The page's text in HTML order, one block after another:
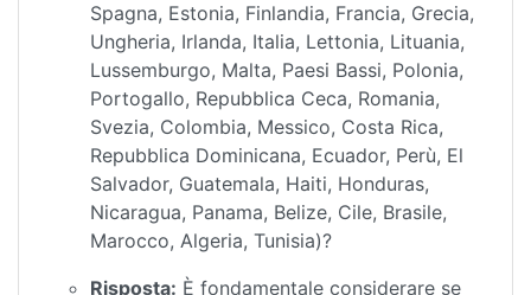
Spagna, Estonia, Finlandia, Francia, Grecia,
Ungheria, Irlanda, Italia, Lettonia, Lituania,
Lussemburgo, Malta, Paesi Bassi, Polonia,
Portogallo, Repubblica Ceca, Romania,
Svezia, Colombia, Messico, Costa Rica,
Repubblica Dominicana, Ecuador, Perù, El
Salvador, Guatemala, Haiti, Honduras,
Nicaragua, Panama, Belize, Cile, Brasile,
Marocco, Algeria, Tunisia)?
Risposta: È fondamentale considerare se